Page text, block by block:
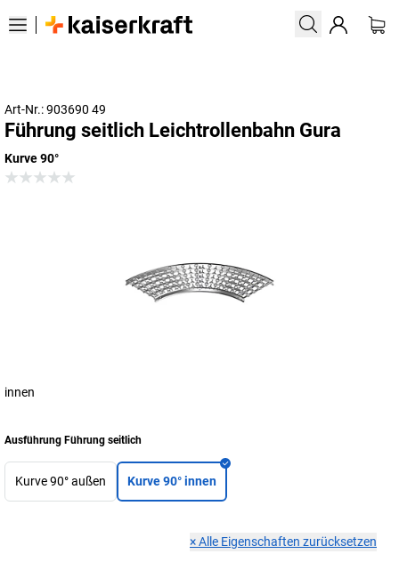
Art-Nr.: 903690 49
Führung seitlich Leichtrollenbahn Gura
Kurve 90°
innen
Ausführung Führung seitlich
Kurve 90° außen Kurve 90° innen
×Alle Eigenschaften zurücksetzen